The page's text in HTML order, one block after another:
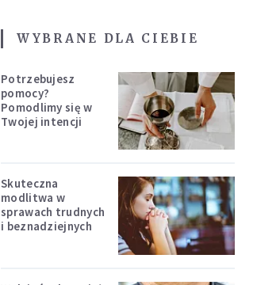
WYBRANE DLA CIEBIE
Potrzebujesz
pomocy?
Pomodlimy się w
Twojej intencji
Skuteczna
modlitwa w
sprawach trudnych
i beznadziejnych